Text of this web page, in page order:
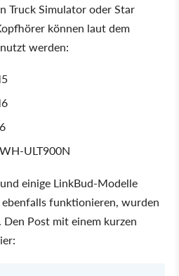
Truck Simulator oder Star
können laut dem
werden:
ULT900N
einige LinkBud-Modelle
funktionieren, wurden
Post mit einem kurzen